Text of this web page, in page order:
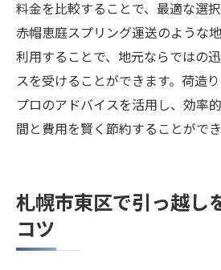
料金を比較することで、最適な選択
赤帽恵庭スプリング運送のような
利用することで、地元ならではの
スを受けることができます。荷造
プロのアドバイスを活用し、効率
間と費用を賢く節約することができ
札幌市東区で引っ越し
コツ